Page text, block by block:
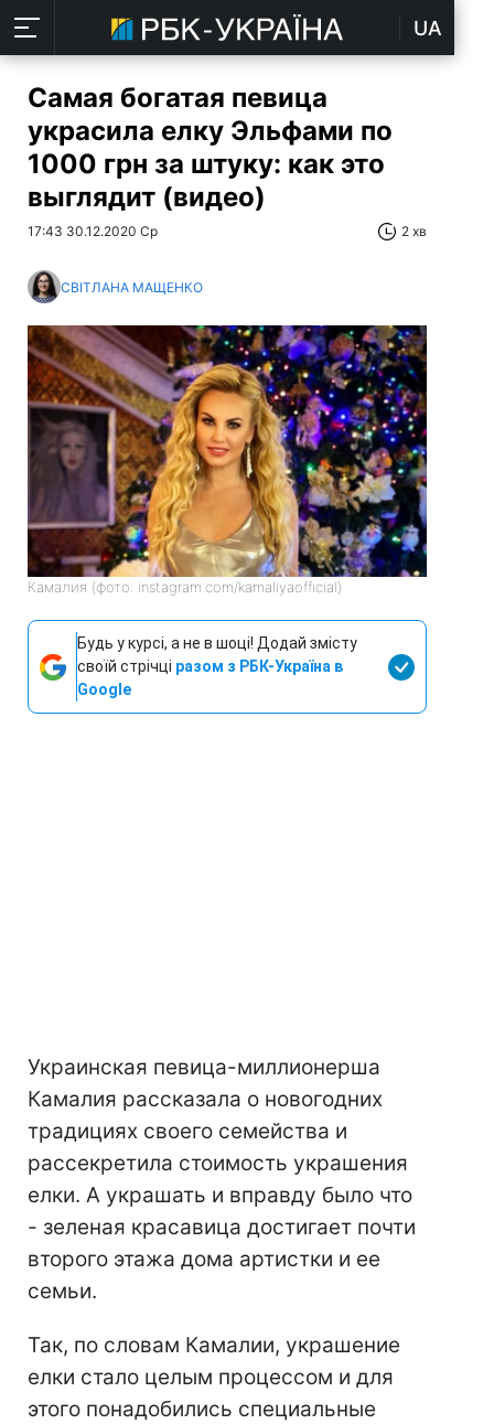
UA
Самая богатая певица
украсила елку Эльфами по
1000 грн за штуку: как это
выглядит (видео)
17:43 30.12.2020 Ср 2 хв
СВІТЛАНА МАЩЕНКО
Камалия (фото: instagram.com/kamaliyaofficial)
Будь у курсі, а не в шоці! Додай змісту
своїй стрічці разом з РБК-Україна в
Google
Украинская певица-миллионерша
Камалия рассказала о новогодних
традициях своего семейства и
рассекретила стоимость украшения
елки. А украшать и вправду было что
- зеленая красавица достигает почти
второго этажа дома артистки и ее
семьи.
Так, по словам Камалии, украшение
елки стало целым процессом и для
этого понадобились специальные